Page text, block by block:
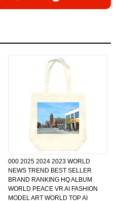
000 2025 2024 2023 WORLD
NEWS TREND BEST SELLER
BRAND RANKING HQ ALBUM
WORLD PEACE VR AI FASHION
MODEL ART WORLD TOP AI